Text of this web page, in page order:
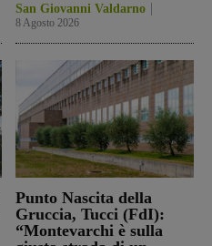
San Giovanni Valdarno
8 Agosto 2026
Punto Nascita della
Gruccia, Tucci (FdI):
“Montevarchi è sulla